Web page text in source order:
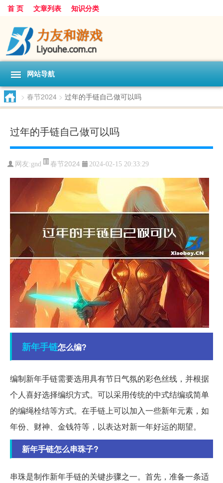
首 页 文章列表 知识分类
网站导航
> 春节2024 > 过年的手链自己做可以吗
过年的手链自己做可以吗
网友:gnd 春节2024 2024-02-15 20:33:29
新年手链怎么编?
编制新年手链需要选用具有节日气氛的彩色丝线，并根据
个人喜好选择编织方式。可以采用传统的中式结编或简单
的编绳栓结等方式。在手链上可以加入一些新年元素，如
年份、财神、金钱符等，以表达对新一年好运的期望。
新年手链怎么串珠子?
串珠是制作新年手链的关键步骤之一。首先，准备一条适